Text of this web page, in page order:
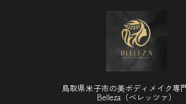
鳥取県米子市の美ボディメイク専
Belleza（ベレッツァ）